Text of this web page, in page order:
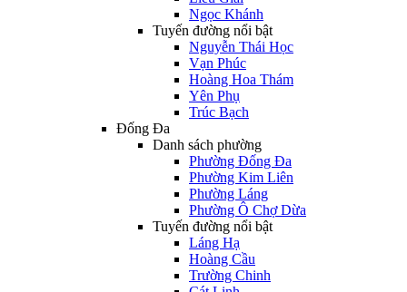
Ngọc Khánh
Tuyến đường nổi bật
Nguyễn Thái Học
Vạn Phúc
Hoàng Hoa Thám
Yên Phụ
Trúc Bạch
Đống Đa
Danh sách phường
Phường Đống Đa
Phường Kim Liên
Phường Láng
Phường Ô Chợ Dừa
Tuyến đường nổi bật
Láng Hạ
Hoàng Cầu
Trường Chinh